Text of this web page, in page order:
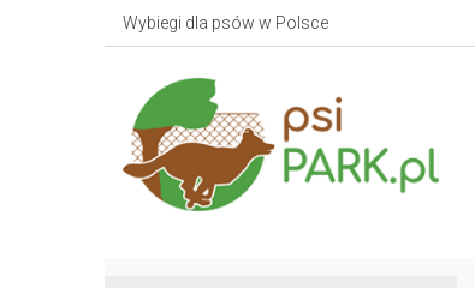
Wybiegi dla psów w Polsce